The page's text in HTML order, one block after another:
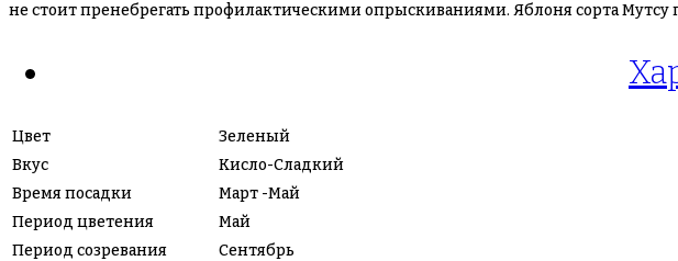
не стоит пренебрегать профилактическими опрыскиваниями. Яблоня сорта
Цвет
Зеленый
Вкус
Кисло-Сладкий
Время посадки
Март -Май
Период цветения
Май
Период созревания
Сентябрь